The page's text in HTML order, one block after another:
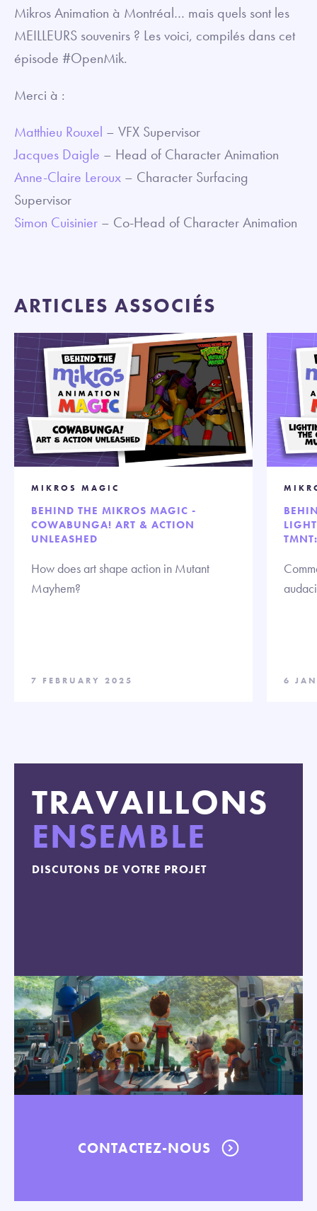
Mikros Animation à Montréal… mais quels sont les
MEILLEURS souvenirs ? Les voici, compilés dans cet
épisode #OpenMik.
Merci à :
Matthieu Rouxel – VFX Supervisor
Jacques Daigle – Head of Character Animation
Anne-Claire Leroux – Character Surfacing
Supervisor
Simon Cuisinier – Co-Head of Character Animation
ARTICLES ASSOCIÉS
MIKROS MAGIC
BEHIND THE MIKROS MAGIC -
COWABUNGA! ART & ACTION
UNLEASHED
How does art shape action in Mutant
Mayhem?
7 FEBRUARY 2025 6
TRAVAILLONS
ENSEMBLE
DISCUTONS DE VOTRE PROJET
CONTACTEZ-NOUS